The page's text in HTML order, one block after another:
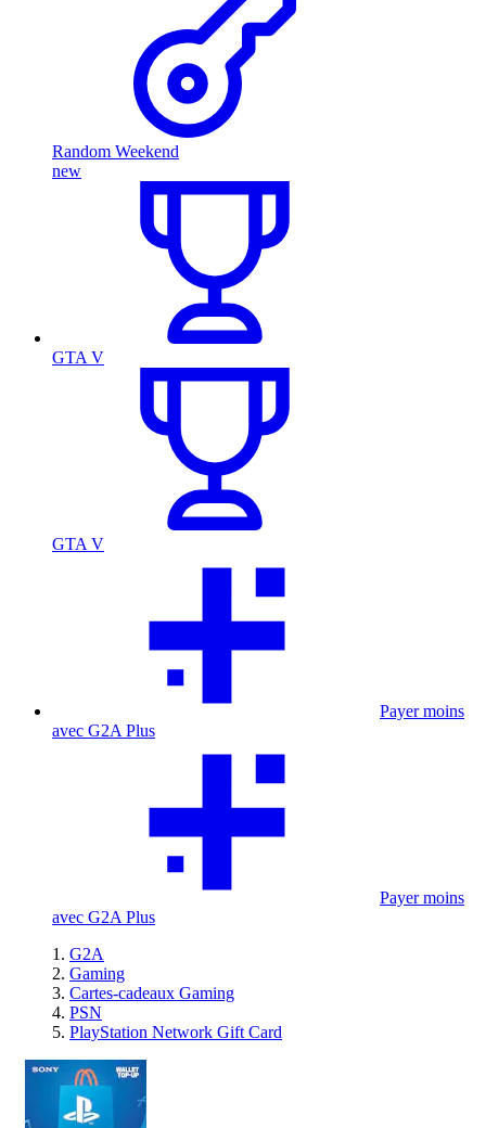
Random Weekend
new
GTA V
GTA V
Payer moins
avec G2A Plus
Payer moins
avec G2A Plus
G2A
Gaming
Cartes-cadeaux Gaming
PSN
PlayStation Network Gift Card